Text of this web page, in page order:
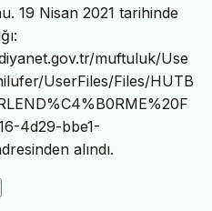
19 Nisan 2021 tarihinde
muftuluk/Use
UserFiles/Files/HUTB
4d29-bbe1-
alındı.